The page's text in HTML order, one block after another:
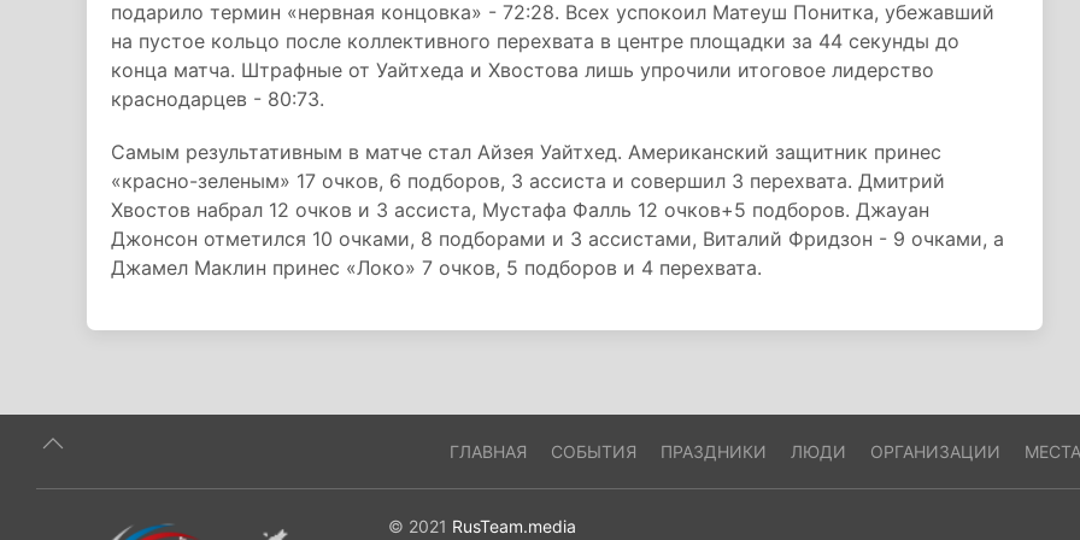
подарило термин «нервная концовка» - 72:28. Всех успокоил Матеуш Понитка, убежавший
на пустое кольцо после коллективного перехвата в центре площадки за 44 секунды до
конца матча. Штрафные от Уайтхеда и Хвостова лишь упрочили итоговое лидерство
краснодарцев - 80:73.
Самым результативным в матче стал Айзея Уайтхед. Американский защитник принес
«красно-зеленым» 17 очков, 6 подборов, 3 ассиста и совершил 3 перехвата. Дмитрий
Хвостов набрал 12 очков и 3 ассиста, Мустафа Фалль 12 очков+5 подборов. Джауан
Джонсон отметился 10 очками, 8 подборами и 3 ассистами, Виталий Фридзон - 9 очками, а
Джамел Маклин принес «Локо» 7 очков, 5 подборов и 4 перехвата.
ГЛАВНАЯ СОБЫТИЯ ПРАЗДНИКИ ЛЮДИ ОРГАНИЗАЦИИ МЕСТА
© 2021 RusTeam.media